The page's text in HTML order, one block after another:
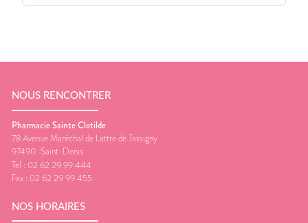
NOUS RENCONTRER
Pharmacie Sainte Clotilde
78 Avenue Maréchal de Lattre de Tassigny
97490 Saint-Denis
Tel : 02 62 29 99 444
Fax : 02 62 29 99 455
NOS HORAIRES